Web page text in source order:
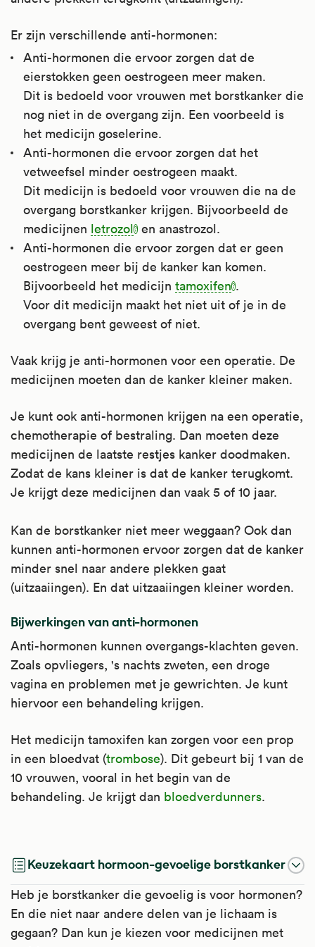
Er zijn verschillende anti-hormonen:
Anti-hormonen die ervoor zorgen dat de
eierstokken geen oestrogeen meer maken.
Dit is bedoeld voor vrouwen met borstkanker die
nog niet in de overgang zijn. Een voorbeeld is
het medicijn goselerine.
Anti-hormonen die ervoor zorgen dat het
vetweefsel minder oestrogeen maakt.
Dit medicijn is bedoeld voor vrouwen die na de
overgang borstkanker krijgen. Bijvoorbeeld de
medicijnen letrozol en anastrozol.
Anti-hormonen die ervoor zorgen dat er geen
oestrogeen meer bij de kanker kan komen.
Bijvoorbeeld het medicijn tamoxifen .
Voor dit medicijn maakt het niet uit of je in de
overgang bent geweest of niet.
Vaak krijg je anti-hormonen voor een operatie. De
medicijnen moeten dan de kanker kleiner maken.
Je kunt ook anti-hormonen krijgen na een operatie,
chemotherapie of bestraling. Dan moeten deze
medicijnen de laatste restjes kanker doodmaken.
Zodat de kans kleiner is dat de kanker terugkomt.
Je krijgt deze medicijnen dan vaak 5 of 10 jaar.
Kan de borstkanker niet meer weggaan? Ook dan
kunnen anti-hormonen ervoor zorgen dat de kanker
minder snel naar andere plekken gaat
(uitzaaiingen). En dat uitzaaiingen kleiner worden.
Bijwerkingen van anti-hormonen
Anti-hormonen kunnen overgangs-klachten geven.
Zoals opvliegers, 's nachts zweten, een droge
vagina en problemen met je gewrichten. Je kunt
hiervoor een behandeling krijgen.
Het medicijn tamoxifen kan zorgen voor een prop
in een bloedvat (trombose). Dit gebeurt bij 1 van de
10 vrouwen, vooral in het begin van de
behandeling. Je krijgt dan bloedverdunners.
Letrozol remt het enzym aromatase. Hierdoor
maakt uw lichaam minder oestrogeen
(vrouwelijk geslachtshormoon) aan. Op die
manier verlaagt letrozol de hoeveelheid
Tamoxifen is een anti-oestrogeen. Dat wil
zeggen dat het de werking van het
vrouwelijke geslachtshormoon oestrogeen
tegengaat.
Progesteron is een vrouwelijk
geslachtshormoon, namelijk een
progestageenhormoon. Het speelt een
belangrijke rol bij de vruchtbaarheidscyclus.
Keuzekaart hormoon-gevoelige borstkanker
Heb je borstkanker die gevoelig is voor hormonen?
En die niet naar andere delen van je lichaam is
gegaan? Dan kun je kiezen voor medicijnen met